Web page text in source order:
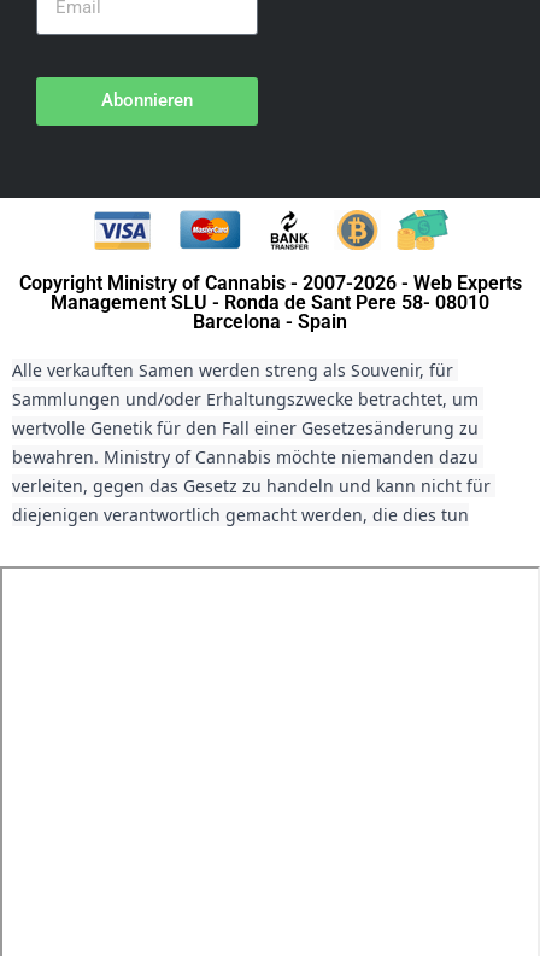
Abonnieren
Copyright Ministry of Cannabis - 2007-2026 - Web Experts
Management SLU - Ronda de Sant Pere 58- 08010
Barcelona - Spain
Alle verkauften Samen werden streng als Souvenir, für
Sammlungen und/oder Erhaltungszwecke betrachtet, um
wertvolle Genetik für den Fall einer Gesetzesänderung zu
bewahren. Ministry of Cannabis möchte niemanden dazu
verleiten, gegen das Gesetz zu handeln und kann nicht für
diejenigen verantwortlich gemacht werden, die dies tun